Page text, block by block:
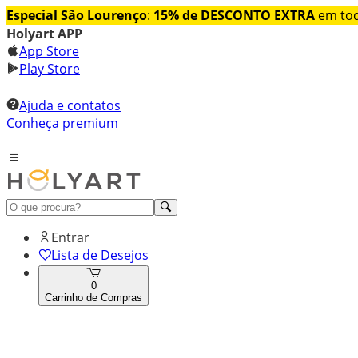
Especial São Lourenço: 15% de DESCONTO EXTRA em
Holyart APP
App Store
Play Store
Ajuda e contatos
Conheça premium
Entrar
Lista de Desejos
0
Carrinho de Compras